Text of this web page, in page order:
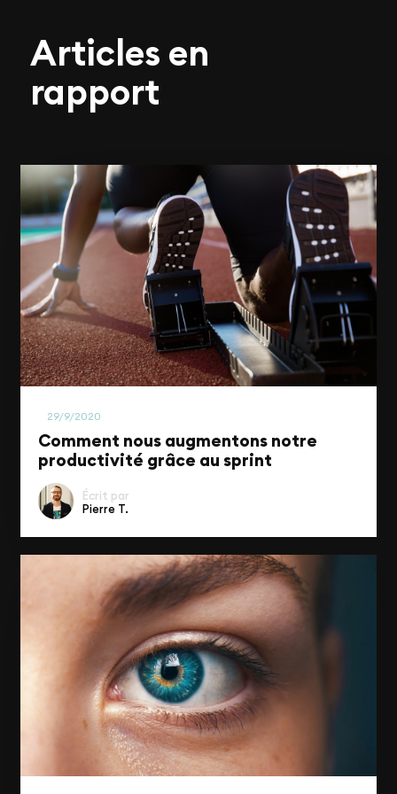
Articles en
rapport
29/9/2020
Comment nous augmentons notre
productivité grâce au sprint
Écrit par
Pierre T.